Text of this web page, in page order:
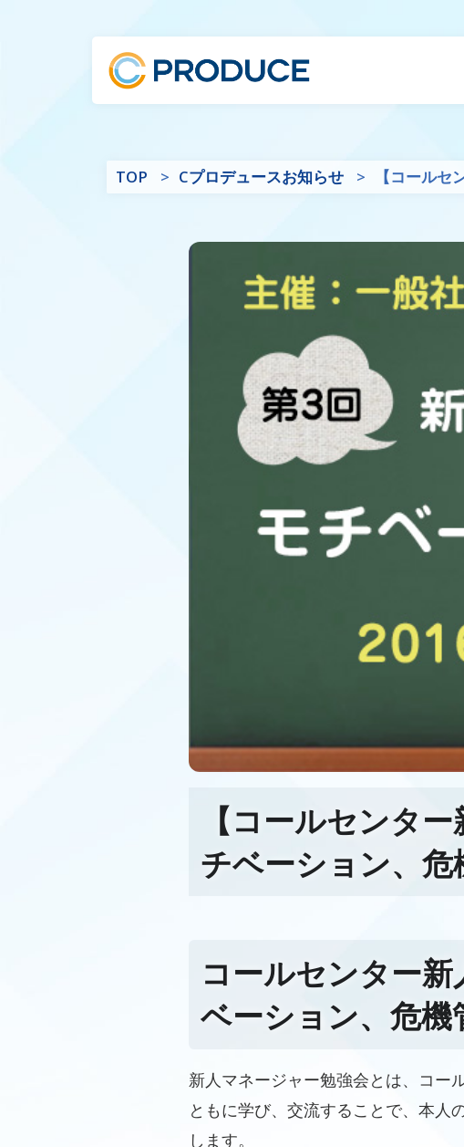
TOP Cプロデュースお知らせ 【コール
【コールセンタ
チベーション、危
コールセンター
ベーション、危機
新人マネージャー勉強会とは、コー
ともに学び、交流することで、本人
します。